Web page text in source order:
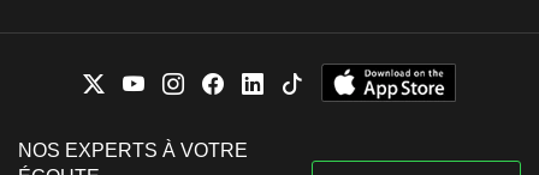
NOS EXPERTS À VOTRE